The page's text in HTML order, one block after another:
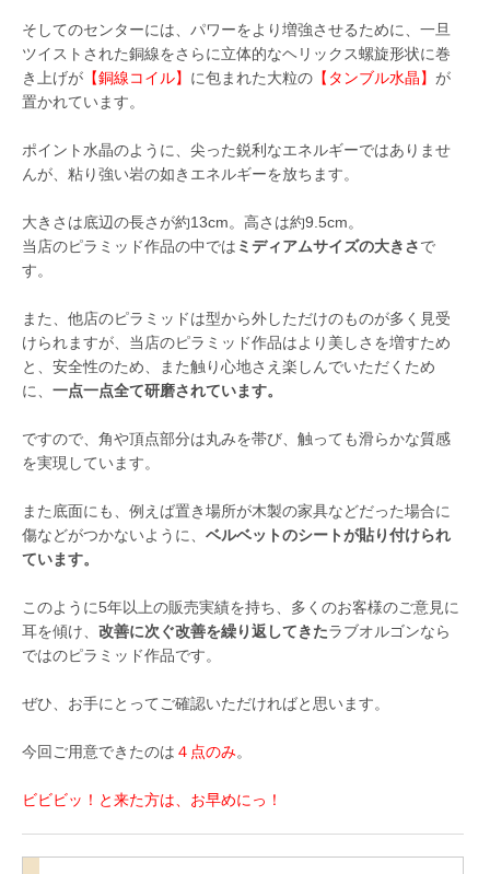
そしてのセンターには、パワーをより増強させるために、一旦
ツイストされた銅線をさらに立体的なヘリックス螺旋形状に巻
き上げが 【銅線コイル】 に包まれた大粒の 【タンブル水晶】 が
置かれています。
ポイント水晶のように、尖った鋭利なエネルギーではありませ
んが、粘り強い岩の如きエネルギーを放ちます。
大きさは底辺の長さが約13cm。高さは約9.5cm。
当店のピラミッド作品の中では ミディアムサイズの大きさで
す。
また、他店のピラミッドは型から外しただけのものが多く見受
けられますが、当店のピラミッド作品はより美しさを増すため
と、安全性のため、また触り心地さえ楽しんでいただくため
に、 一点一点全て研磨されています。
ですので、角や頂点部分は丸みを帯び、触っても滑らかな質感
を実現しています。
また底面にも、例えば置き場所が木製の家具などだった場合に
傷などがつかないように、 ベルベットのシートが貼り付けられ
ています。
このように5年以上の販売実績を持ち、多くのお客様のご意見に
耳を傾け、 改善に次ぐ改善を繰り返してきたラブオルゴンなら
ではのピラミッド作品です。
ぜひ、お手にとってご確認いただければと思います。
今回ご用意できたのは ４点のみ。
ビビビッ！と来た方は、お早めにっ！